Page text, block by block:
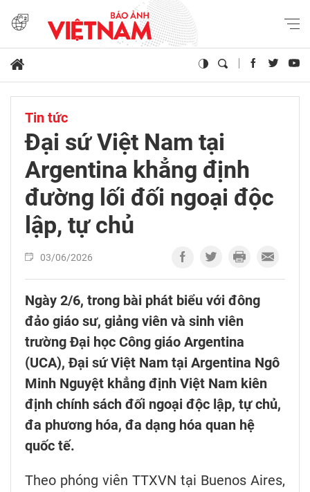
Tin tức
Đại sứ Việt Nam tại
Argentina khẳng định
đường lối đối ngoại độc
lập, tự chủ
03/06/2026
Ngày 2/6, trong bài phát biểu với đông
đảo giáo sư, giảng viên và sinh viên
trường Đại học Công giáo Argentina
(UCA), Đại sứ Việt Nam tại Argentina Ngô
Minh Nguyệt khẳng định Việt Nam kiên
định chính sách đối ngoại độc lập, tự chủ,
đa phương hóa, đa dạng hóa quan hệ
quốc tế.
Theo phóng viên TTXVN tại Buenos Aires,